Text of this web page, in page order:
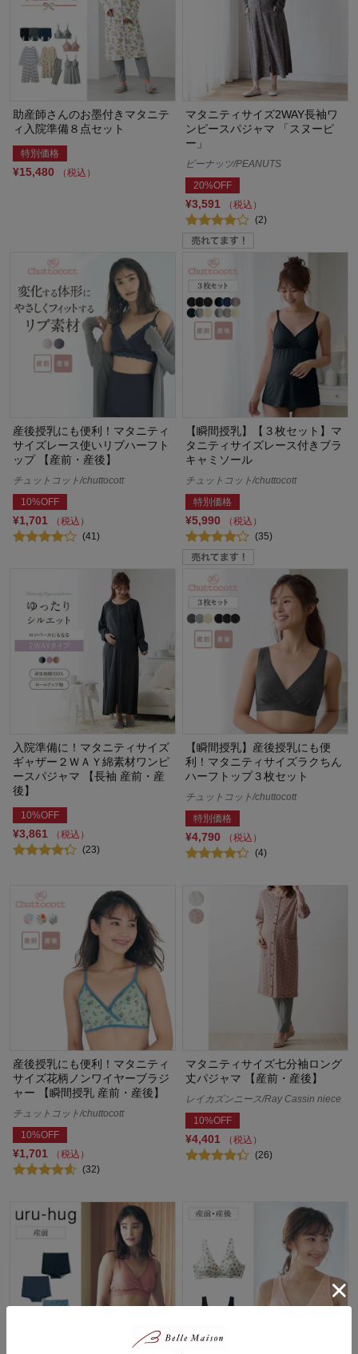
助産師さんのお墨付きマタニテ
ィ入院準備８点セット
特別価格
¥15,480 （税込）
マタニティサイズ2WAY長袖ワ
ンピースパジャマ 「スヌーピ
ー」
ピーナッツ/PEANUTS
20%OFF
¥3,591
（税込）
(2)
産後授乳にも便利！マタニティ
サイズレース使いリブハーフト
ップ 【産前・産後】
チュットコット/chuttocott
10%OFF
¥1,701
（税込）
(41)
【瞬間授乳】【３枚セット】マ
タニティサイズレース付きブラ
キャミソール
チュットコット/chuttocott
特別価格
¥5,990
（税込）
(35)
入院準備に！マタニティサイズ
ギャザー２ＷＡＹ綿素材ワンピ
ースパジャマ 【長袖 産前・産
後】
10%OFF
¥3,861
（税込）
(23)
【瞬間授乳】産後授乳にも便
利！マタニティサイズラクちん
ハーフトップ３枚セット
チュットコット/chuttocott
特別価格
¥4,790
（税込）
(4)
産後授乳にも便利！マタニティ
サイズ花柄ノンワイヤーブラジ
ャー 【瞬間授乳 産前・産後】
チュットコット/chuttocott
10%OFF
¥1,701
（税込）
(32)
マタニティサイズ七分袖ロング
丈パジャマ 【産前・産後】
レイカズンニース/Ray Cassin niece
10%OFF
¥4,401
（税込）
(26)